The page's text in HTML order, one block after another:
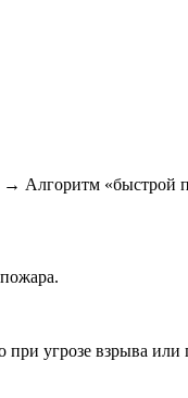
→ Алгоритм «быстрой
угрозе взрыва или